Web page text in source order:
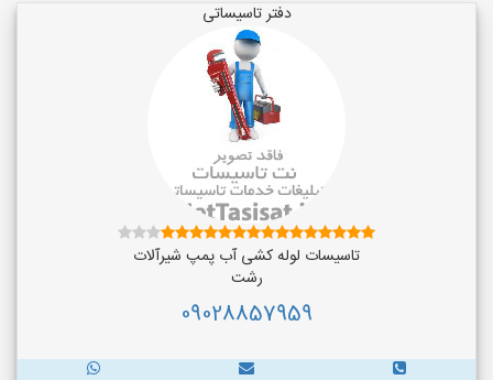
دفتر تاسیساتی
تاسیسات لوله کشی آب پمپ شیرآلات
رشت
09028857959